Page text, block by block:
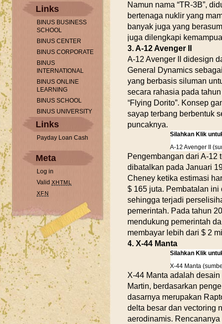
Links
BINUS BUSINESS
SCHOOL
BINUS CENTER
BINUS CORPORATE
BINUS
INTERNATIONAL
BINUS ONLINE
LEARNING
BINUS SCHOOL
BINUS UNIVERSITY
Links
Payday Loan Cash
Meta
Log in
Valid XHTML
XFN
Namun nama “TR-3B”,
bertenaga nuklir yang
banyak juga yang
juga dilengkapi
3. A-12 Avenger II
A-12 Avenger II didesign
General Dynamics
yang berbasis siluman
secara rahasia pada
“Flying Dorito”. Konsep
sayap terbang berbentuk
puncaknya.
Silahkan Klik
A-12 Avenger II
Pengembangan dari A-12
dibatalkan pada Januari
Cheney ketika estimasi
$ 165 juta. Pembatalan
sehingga terjadi
pemerintah. Pada tahun
mendukung pemerintah
membayar lebih dari $ 2
4. X-44 Manta
Silahkan Klik
X-44 Manta
X-44 Manta adalah
Martin, berdasarkan
dasarnya merupakan
delta besar dan vectoring
aerodinamis.